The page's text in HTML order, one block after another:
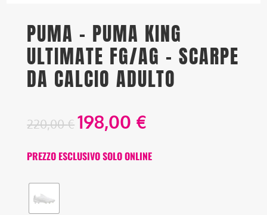
PUMA – PUMA KING
ULTIMATE FG/AG – SCARPE
DA CALCIO ADULTO
220,00€ 198,00 €
PREZZO ESCLUSIVO SOLO ONLINE